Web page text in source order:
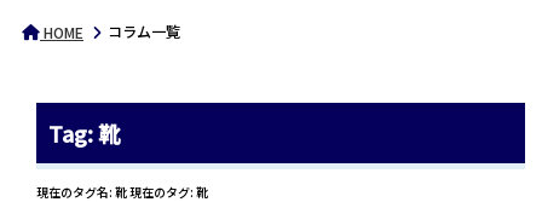
HOME コラム一覧
Tag: 靴
現在のタグ名: 靴 現在のタグ: 靴